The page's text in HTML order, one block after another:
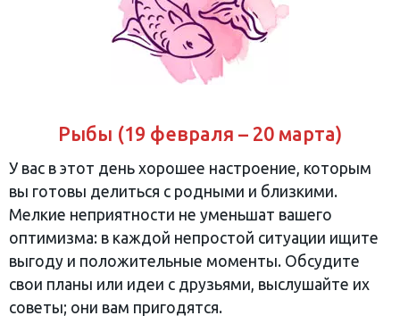
Рыбы (19 февраля – 20 марта)
У вас в этот день хорошее настроение, которым
вы готовы делиться с родными и близкими.
Мелкие неприятности не уменьшат вашего
оптимизма: в каждой непростой ситуации ищите
выгоду и положительные моменты. Обсудите
свои планы или идеи с друзьями, выслушайте их
советы; они вам пригодятся.